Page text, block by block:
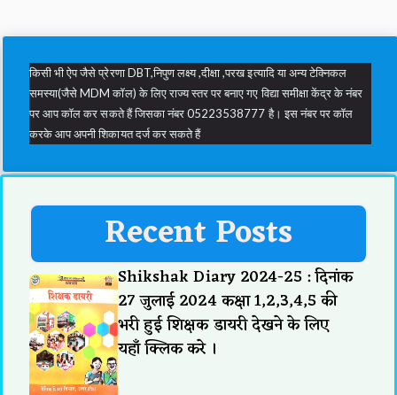
किसी भी ऐप जैसे प्रेरणा DBT,निपुण लक्ष्य ,दीक्षा ,परख इत्यादि या अन्य टेक्निकल
समस्या(जैसे MDM कॉल) के लिए राज्य स्तर पर बनाए गए विद्या समीक्षा केंद्र के नंबर
पर आप कॉल कर सकते हैं जिसका नंबर 05223538777 है। इस नंबर पर कॉल
करके आप अपनी शिकायत दर्ज कर सकते हैं
Recent Posts
Shikshak Diary 2024-25 : दिनांक
27 जुलाई 2024 कक्षा 1,2,3,4,5 की
भरी हुई शिक्षक डायरी देखने के लिए
यहाँ क्लिक करे ।